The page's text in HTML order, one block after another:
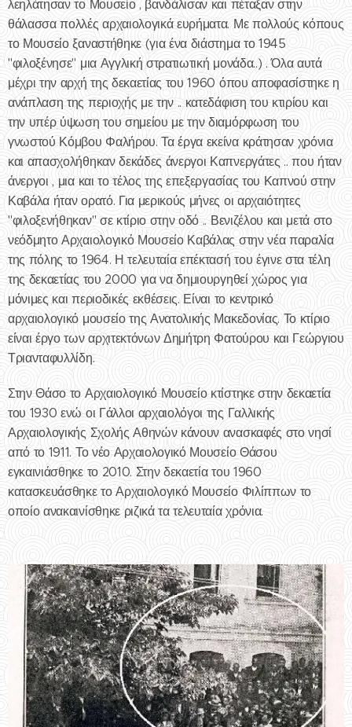
λεηλάτησαν το Μουσείο , βανδάλισαν και πέταξαν στην
θάλασσα πολλές αρχαιολογικά ευρήματα. Με πολλούς κόπους
το Μουσείο ξαναστήθηκε (για ένα διάστημα το 1945
"φιλοξένησε" μια Αγγλική στρατιωτική μονάδα..) . Όλα αυτά
μέχρι την αρχή της δεκαετίας του 1960 όπου αποφασίστηκε η
ανάπλαση της περιοχής με την .. κατεδάφιση του κτιρίου και
την υπέρ ύψωση του σημείου με την διαμόρφωση του
γνωστού Κόμβου Φαλήρου. Τα έργα εκείνα κράτησαν χρόνια
και απασχολήθηκαν δεκάδες άνεργοι Καπνεργάτες .. που ήταν
άνεργοι , μια και το τέλος της επεξεργασίας του Καπνού στην
Καβάλα ήταν ορατό. Για μερικούς μήνες οι αρχαιότητες
"φιλοξενήθηκαν" σε κτίριο στην οδό .. Βενιζέλου και μετά στο
νεόδμητο Αρχαιολογικό Μουσείο Καβάλας στην νέα παραλία
της πόλης το 1964. Η τελευταία επέκτασή του έγινε στα τέλη
της δεκαετίας του 2000 για να δημιουργηθεί χώρος για
μόνιμες και περιοδικές εκθέσεις. Είναι το κεντρικό
αρχαιολογικό μουσείο της Ανατολικής Μακεδονίας. Το κτίριο
είναι έργο των αρχιτεκτόνων Δημήτρη Φατούρου και Γεώργιου
Τριανταφυλλίδη.
Στην Θάσο το Αρχαιολογικό Μουσείο κτίστηκε στην δεκαετία
του 1930 ενώ οι Γάλλοι αρχαιολόγοι της Γαλλικής
Αρχαιολογικής Σχολής Αθηνών κάνουν ανασκαφές στο νησί
από το 1911. Το νέο Αρχαιολογικό Μουσείο Θάσου
εγκαινιάσθηκε το 2010. Στην δεκαετία του 1960
κατασκευάσθηκε το Αρχαιολογικό Μουσείο Φιλίππων το
οποίο ανακαινίσθηκε ριζικά τα τελευταία χρόνια.